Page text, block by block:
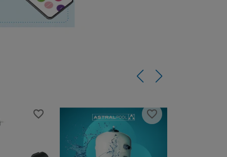
favorite_border
favorite_border favorite_border
favorite_border